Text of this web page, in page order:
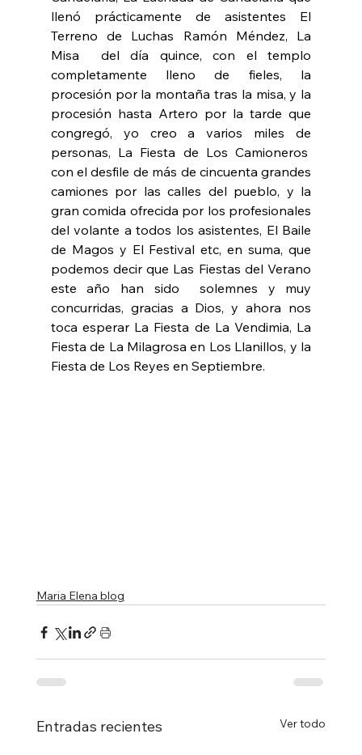
llenó prácticamente de asistentes El
Terreno de Luchas Ramón Méndez, La
Misa  del día quince, con el templo
completamente lleno de fieles, la
procesión por la montaña tras la misa, y la
procesión hasta Artero por la tarde que
congregó, yo creo a varios miles de
personas, La Fiesta de Los Camioneros
con el desfile de más de cincuenta grandes
camiones por las calles del pueblo, y la
gran comida ofrecida por los profesionales
del volante a todos los asistentes, El Baile
de Magos y El Festival etc, en suma, que
podemos decir que Las Fiestas del Verano
este año han sido  solemnes y muy
concurridas, gracias a Dios, y ahora nos
toca esperar La Fiesta de La Vendimia, La
Fiesta de La Milagrosa en Los Llanillos, y la
Fiesta de Los Reyes en Septiembre.
Maria Elena blog
Entradas recientes Ver todo